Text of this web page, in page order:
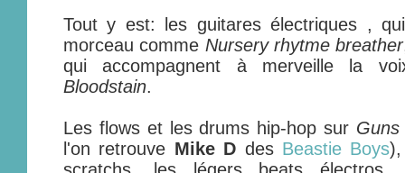
Tout y est: les guitares électriques ,
morceau comme Nursery rhytme breather
qui accompagnent à merveille la
Bloodstain.
Les flows et les drums hip-hop sur Guns
l'on retrouve Mike D des Beastie Boys